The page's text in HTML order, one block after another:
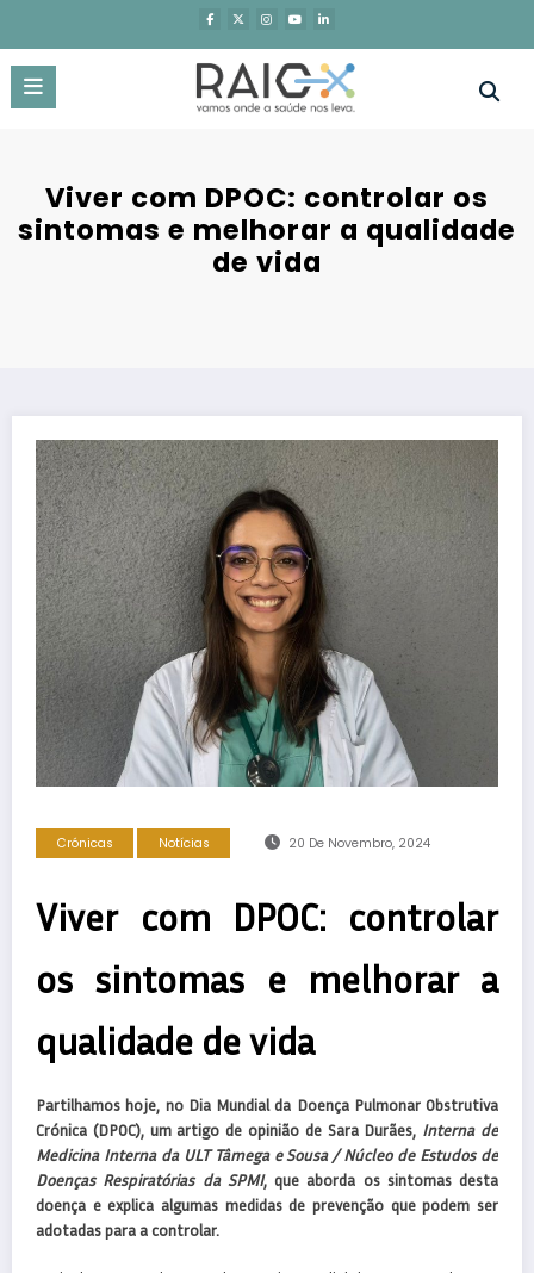
o
conteúdo
Viver com DPOC: controlar os
sintomas e melhorar a qualidade
de vida
Crónicas Notícias 20 De Novembro, 2024
Viver com DPOC: controlar
os sintomas e melhorar a
qualidade de vida
Partilhamos hoje, no Dia Mundial da Doença Pulmonar Obstrutiva
Crónica (DPOC), um artigo de opinião de Sara Durães, Interna de
Medicina Interna da ULT Tâmega e Sousa / Núcleo de Estudos de
Doenças Respiratórias da SPMI, que aborda os sintomas desta
doença e explica algumas medidas de prevenção que podem ser
adotadas para a controlar.